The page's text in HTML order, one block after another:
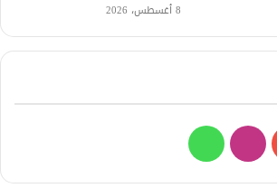
8 أغسطس، 2026
يوتيوبانستقرامواتساب